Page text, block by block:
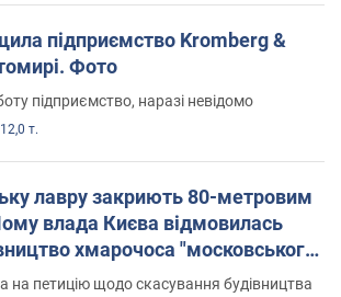
підприємство Kromberg &
Фото
підприємство, наразі невідомо
12,0 т.
лавру закриють 80-метровим
влада Києва відмовилась
хмарочоса "московського
на петицію щодо скасування будівництва